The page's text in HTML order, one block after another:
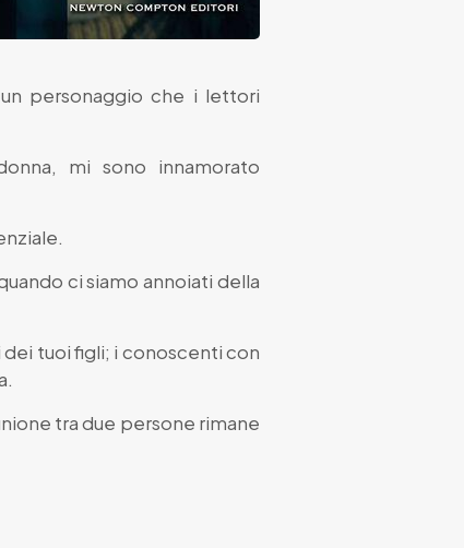
personaggio che i lettori
mi sono innamorato
ci siamo annoiati della
tuoi figli; i conoscenti con
tra due persone rimane